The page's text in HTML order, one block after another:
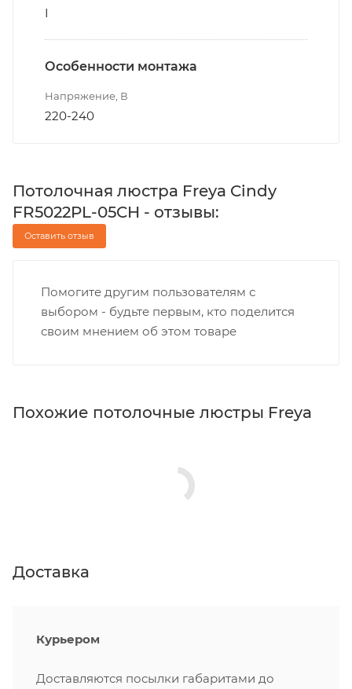
I
Особенности монтажа
Напряжение, В
220-240
Потолочная люстра Freya Cindy
FR5022PL-05CH - отзывы:
Оставить отзыв
Помогите другим пользователям с
выбором - будьте первым, кто поделится
своим мнением об этом товаре
Похожие потолочные люстры Freya
Доставка
Курьером
Доставляются посылки габаритами до